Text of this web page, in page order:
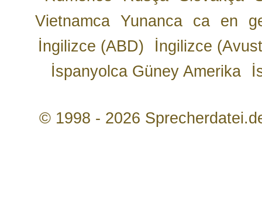
Vietnamca
Yunanca ca en
İngilizce (ABD)
İngilizce
İspanyolca Güney Amerika
© 1998 - 2026